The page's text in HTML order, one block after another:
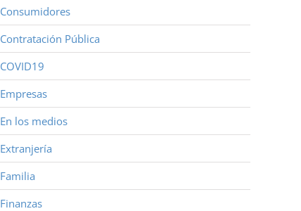
Consumidores
Contratación Pública
COVID19
Empresas
En los medios
Extranjería
Familia
Finanzas